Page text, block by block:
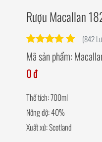
Rượu Macallan
(842
Mã sản phẩm:
0 đ
Thể tích: 700ml
Nồng độ: 40%
Xuất xứ: Scotland